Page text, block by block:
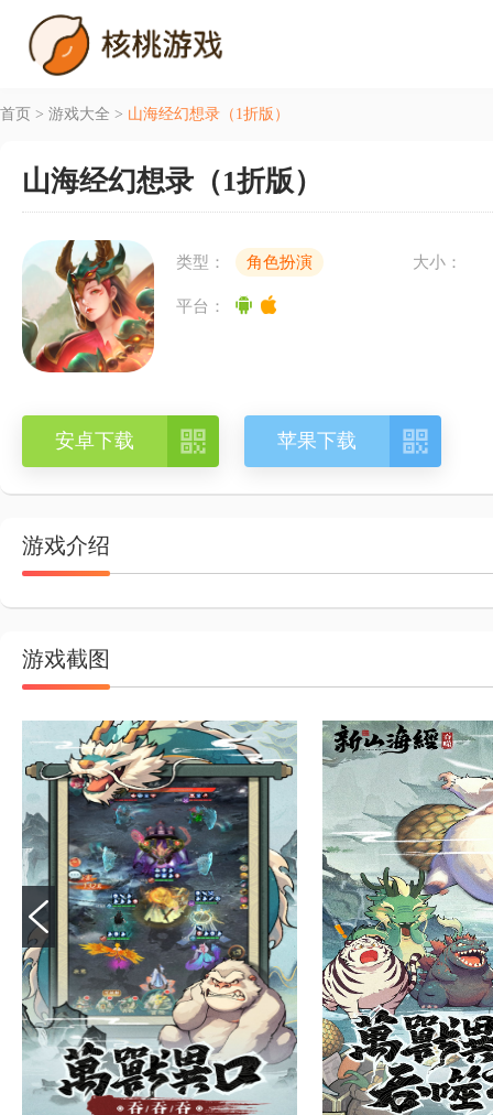
首页 > 游戏大全 > 山海经幻想录（1折版）
山海经幻想录（1折版）
类型： 角色扮演 大小：
平台：
安卓下载  苹果下载 
游戏介绍
游戏截图